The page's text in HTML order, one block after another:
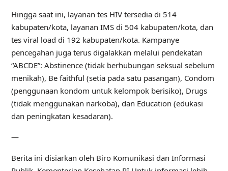
Hingga saat ini, layanan tes HIV tersedia di 514
kabupaten/kota, layanan IMS di 504 kabupaten/kota, dan
tes viral load di 192 kabupaten/kota. Kampanye
pencegahan juga terus digalakkan melalui pendekatan
“ABCDE”: Abstinence (tidak berhubungan seksual sebelum
menikah), Be faithful (setia pada satu pasangan), Condom
(penggunaan kondom untuk kelompok berisiko), Drugs
(tidak menggunakan narkoba), dan Education (edukasi
dan peningkatan kesadaran).
—
Berita ini disiarkan oleh Biro Komunikasi dan Informasi